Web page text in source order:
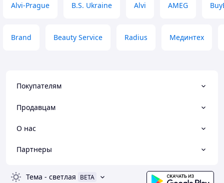
Alvi-Prague B.S. Ukraine Alvi AMEG
Brand Beauty Service Radius Мединтех
Покупателям
Продавцам
О нас
Партнеры
Тема - светлая BETA